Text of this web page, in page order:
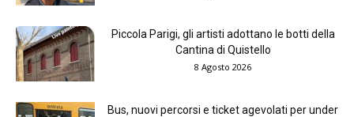
Piccola Parigi, gli artisti adottano le botti della
Cantina di Quistello
8 Agosto 2026
Bus, nuovi percorsi e ticket agevolati per under